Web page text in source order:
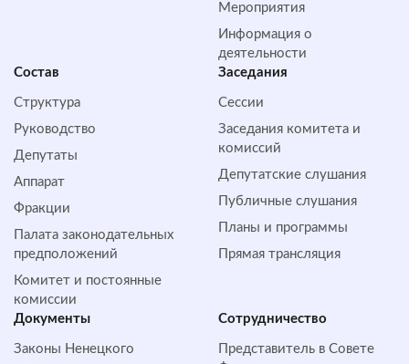
Мероприятия
Информация о
деятельности
Состав
Структура
Руководство
Депутаты
Аппарат
Фракции
Палата законодательных
предположений
Комитет и постоянные
комиссии
Заседания
Сессии
Заседания комитета и
комиссий
Депутатские слушания
Публичные слушания
Планы и программы
Прямая трансляция
Документы
Законы Ненецкого
Сотрудничество
Представитель в Совете